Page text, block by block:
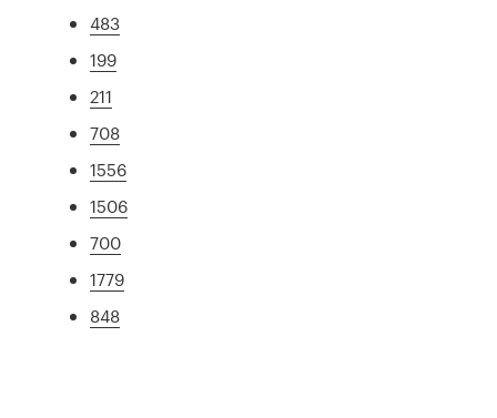
483
199
211
708
1556
1506
700
1779
848